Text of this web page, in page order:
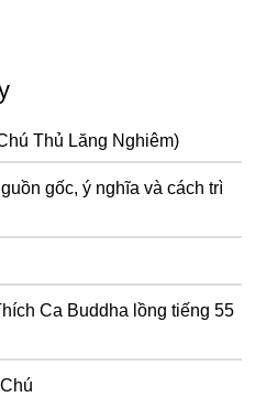
Thủ Lăng Nghiêm)
gốc, ý nghĩa và cách trì
Ca Buddha lồng tiếng 55